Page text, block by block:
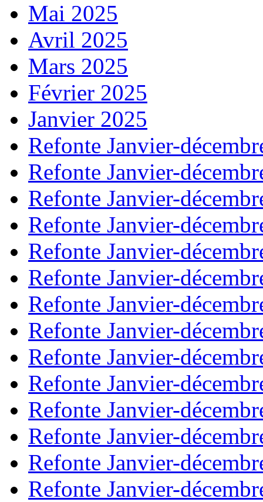
Mai 2025
Avril 2025
Mars 2025
Février 2025
Janvier 2025
Refonte Janvier-
Refonte Janvier-
Refonte Janvier-
Refonte Janvier-
Refonte Janvier-
Refonte Janvier-
Refonte Janvier-
Refonte Janvier-
Refonte Janvier-
Refonte Janvier-
Refonte Janvier-
Refonte Janvier-
Refonte Janvier-
Refonte Janvier-